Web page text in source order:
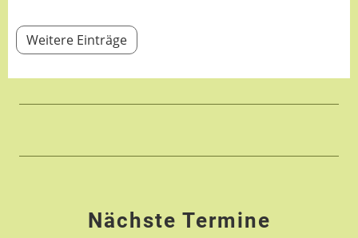
Weitere Einträge
Nächste Termine